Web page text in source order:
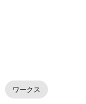
ワークス